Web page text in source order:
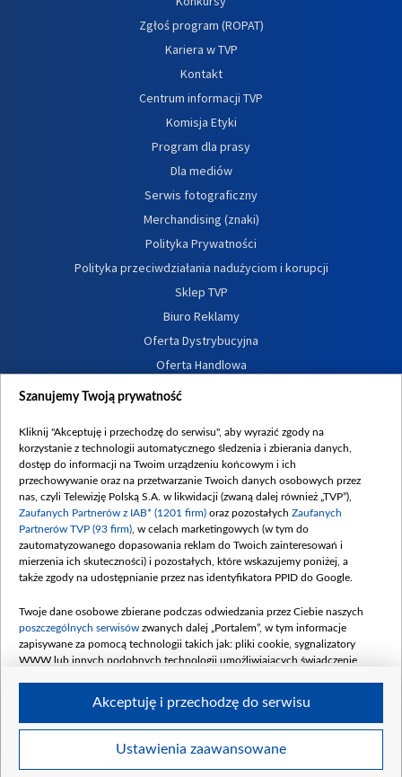
Zgłoś program (ROPAT)
Kariera w TVP
Kontakt
Centrum informacji TVP
Komisja Etyki
Program dla prasy
Dla mediów
Serwis fotograficzny
Merchandising (znaki)
Polityka Prywatności
Polityka przeciwdziałania nadużyciom i korupcji
Sklep TVP
Biuro Reklamy
Oferta Dystrybucyjna
Oferta Handlowa
Dostępność
Procedura zgłoszeń wewnętrznych
Szanujemy Twoją prywatność
Kliknij "Akceptuję i przechodzę do serwisu", aby wyrazić zgody na
korzystanie z technologii automatycznego śledzenia i zbierania danych,
dostęp do informacji na Twoim urządzeniu końcowym i ich
przechowywanie oraz na przetwarzanie Twoich danych osobowych przez
nas, czyli Telewizję Polską S.A. w likwidacji (zwaną dalej również „TVP”),
Zaufanych Partnerów z IAB* (1201 firm) oraz pozostałych Zaufanych
Partnerów TVP (93 firm) , w celach marketingowych (w tym do
zautomatyzowanego dopasowania reklam do Twoich zainteresowań i
mierzenia ich skuteczności) i pozostałych, które wskazujemy poniżej, a
także zgody na udostępnianie przez nas identyfikatora PPID do Google.
Twoje dane osobowe zbierane podczas odwiedzania przez Ciebie naszych
poszczególnych serwisów zwanych dalej „Portalem”, w tym informacje
zapisywane za pomocą technologii takich jak: pliki cookie, sygnalizatory
WWW lub innych podobnych technologii umożliwiających świadczenie
Twoje dane osobowe zbierane podczas odwiedzania przez Ciebie
Ustawienia zaawansowane
Akceptuję i przechodzę do serwisu